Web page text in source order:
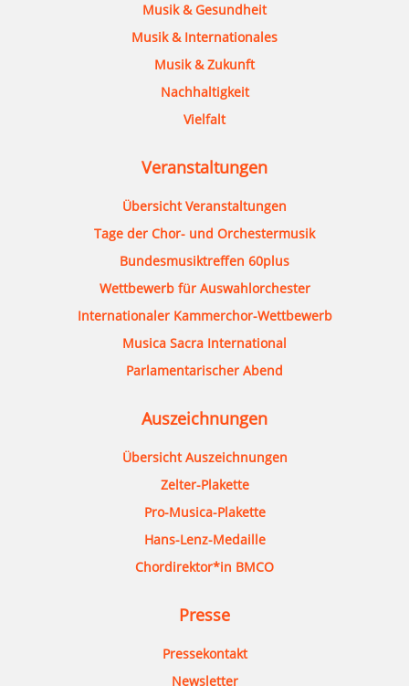
Musik & Gesundheit
Musik & Internationales
Musik & Zukunft
Nachhaltigkeit
Vielfalt
Veranstaltungen
Übersicht Veranstaltungen
Tage der Chor- und Orchestermusik
Bundesmusiktreffen 60plus
Wettbewerb für Auswahlorchester
Internationaler Kammerchor-Wettbewerb
Musica Sacra International
Parlamentarischer Abend
Auszeichnungen
Übersicht Auszeichnungen
Zelter-Plakette
Pro-Musica-Plakette
Hans-Lenz-Medaille
Chordirektor*in BMCO
Presse
Pressekontakt
Newsletter